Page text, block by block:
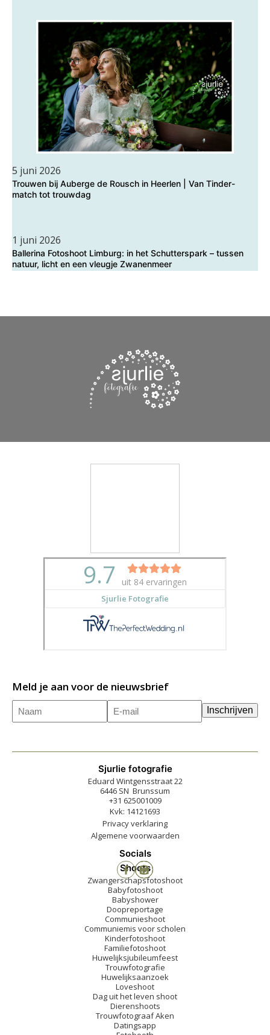
5 juni 2026
Trouwen bij Auberge de Rousch in Heerlen | Van Tinder-
match tot trouwdag
1 juni 2026
Ballerina Fotoshoot Limburg: in het Schutterspark – tussen
natuur, licht en een vleugje Zwanenmeer
Meld je aan voor de nieuwsbrief
Naam
E-
mailadres(Vereist)
Inschrijven
Sjurlie fotografie
Eduard Wintgensstraat 22
6446 SN Brunssum
+31 625001009
Kvk: 14121693
Privacy verklaring
Algemene voorwaarden
Socials
Shoots
Zwangerschapsfotoshoot
Babyfotoshoot
Babyshower
Doopreportage
Communieshoot
Communiemis voor scholen
Kinderfotoshoot
Familiefotoshoot
Huwelijksjubileumfeest
Trouwfotografie
Huwelijksaanzoek
Loveshoot
Dag uit het leven shoot
Dierenshoots
Trouwfotograaf Aken
Datingsapp